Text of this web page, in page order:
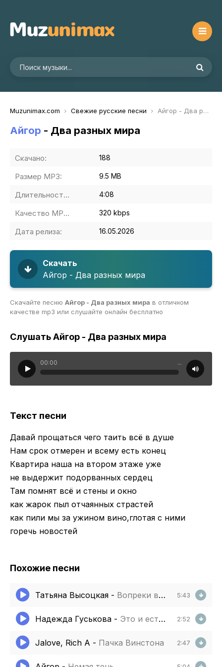
Muzunimax.com Свежие русские песни Айгор - Два разных мира
Айгор - Два разных мира
Скачано: 188
Размер MP3: 9.5 MB
Длительность MP3: 4:08
Качество MP3: 320 kbps
Дата релиза: 16.05.2026
Скачать
Айгор - Два разных мира
Скачайте песню Айгор - Два разных мира в отличном
качестве mp3 или слушайте онлайн бесплатно
Слушать Айгор - Два разных мира
00:00 ...
Текст песни
Давай прощаться чего таить всё в душе
Нам срок отмерен и всему есть конец
Квартира наша на втором этаже уже
не выдержит подорванных сердец
Там помнят всё и стены и окно
как жарок пыл отчаянных страстей
как пили мы за ужином вино,глотая с ними
горечь новостей
Похожие песни
Татьяна Высоцкая - Вопреки всему любовь сильна 5:43
Надежда Гуськова - Это и есть любовь 2:52
Jalove, Rich A - Пачка Винстона 2:47